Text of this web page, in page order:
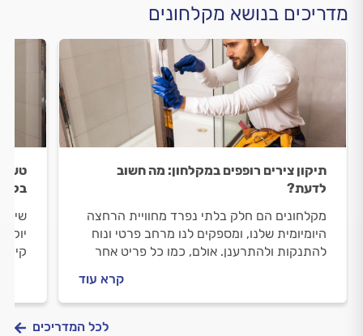
מדריכים בנושא מקלחונים
תיקון צירים רופפים במקלחון: מה חשוב
לדעת?
מקלחונים הם חלק בלתי נפרד מחוויית הרחצה
היומיומית שלנו, ומספקים לנו מרחב פרטי ונוח
להתנקות ולהתרענן. אולם, כמו כל פריט אחר
ובמקרים מסוימים, הצירים המחברים את דלתות
המקלחון למסגרת עלולים להפוך לרופפים.
קרא עוד
לכל המדריכים